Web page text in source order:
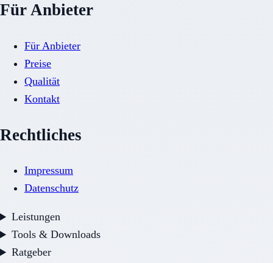
Für Anbieter
Für Anbieter
Preise
Qualität
Kontakt
Rechtliches
Impressum
Datenschutz
Leistungen
Tools & Downloads
Ratgeber